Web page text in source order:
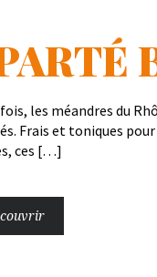
les méandres du
Frais et toniques
ces […]